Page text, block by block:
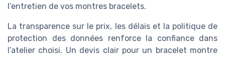
l’entretien de vos montres bracelets.
La transparence sur le prix, les délais et la politique de
protection des données renforce la confiance dans
l’atelier choisi. Un devis clair pour un bracelet montre